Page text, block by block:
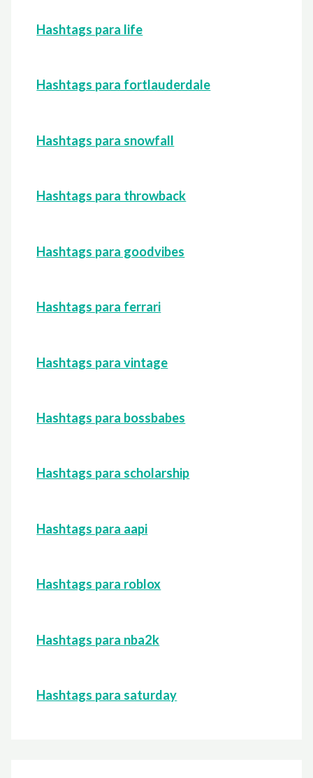
Hashtags para life
Hashtags para fortlauderdale
Hashtags para snowfall
Hashtags para throwback
Hashtags para goodvibes
Hashtags para ferrari
Hashtags para vintage
Hashtags para bossbabes
Hashtags para scholarship
Hashtags para aapi
Hashtags para roblox
Hashtags para nba2k
Hashtags para saturday